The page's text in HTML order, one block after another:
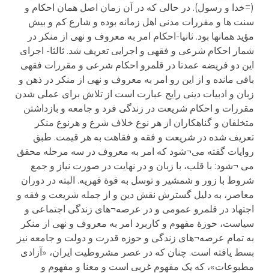
(=خدا و رسول). در حالی که در آن زمان اصل همان احکام و
سنت ها و مقررات مدنی اهل زمانه بوده و شارع کم و بیش
مؤید همانها بود. ثانیا-احکام امر به معروف و نهی از منکر در
شمار احکام شرعی و فقهی و اجرایی تعریف شد. ثالثا- اجرای
این دو فریضه عمدتا در قلمرو احکام شرعی و مقررات فقهی
باقی مانده و از این رو امر به معروف و نهی از منکر در ذهن و
زبان و ادبیات دینی رایج عبارت است از تلاش برای عملی شدن
مقررات و احکام شریعت در زندگی فرد و جامعه و بازداشتن
متخلفان و گناهکاران از هر نوع خلاف شرع و هرنوع منکر
تعریف شده در شریعت و فقه و فقاهت به هر قیمت. طبق
روایات گفته می¬شود که امر به معروف در سه مرحله محقق
می ¬شود: با قلب، با زبان و در نهایت در صورت نیاز و جمع
شروط با زور و شمشیر و توسل به قوة قهریه. البته در دوران
معاصر، به دلیل گسترش نقش دین و از جمله شریعت و فقه و
اجتهاد در قلمرو عمومی و در عرصه¬های زندگی اجتماعی و
سیاست، حوزة مفهوم و کاربرد امر به معروف و نهی از منکر
به تمام عرصه¬های زندگی و حوزه قدرت و دولت و جامعه نیز
بسط یافته است. چنان که در عصر مشروطیت ایران، «آزادی
مطبوعات»، که یک مفهوم غربی است و معنا و مفهوم و